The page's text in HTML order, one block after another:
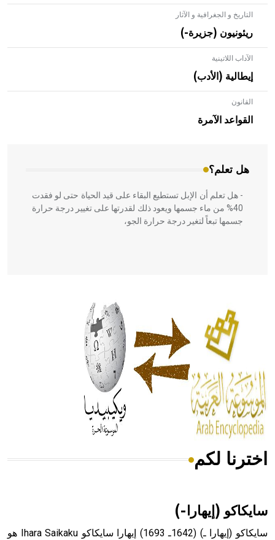
التاريخ و الجغرافية و الآثار
ريئونيون (جزيرة-)
الآداب اللاتينية
إيطالية (الأدب)
القانون
القواعد الآمرة
هل تعلم؟
- هل تعلم أن الأبلق نوع من الفنون الهندسية التي ارتبطت
بالعمارة الإسلامية في بلاد الشام ومصر خاصة، حيث يحرص
المعمار على بناء مداميكه وخاصة في الواجهات
- هل تعلم أن الإبل تستطيع البقاء على قيد الحياة حتى لو فقدت
40% من ماء جسمها ويعود ذلك لقدرتها على تغيير درجة حرارة
جسمها تبعاً لتغير درجة حرارة الجو،
الحكم، الأدلة، تنظيم التغذية، ورسالته في جروح الرأس. ويعود
له الفضل بأنه حرر الطب من الدين والفلسفة.
- هل تعلم أن المرجان إفراز حيواني يتكون في البحر ويتركب
من مادة كربونات الكلسيوم، وهو أحمر أو شديد الحمرة وهو
أجود أنواعه، ويمتاز بكبر الحجم ويسمى الش
هل تعلم أن الأبسيد كلمة فرنسية اللفظ تم اعتمادها مصطلحاً
اخترنا لكم
سايكاكو (إيهارا-)
سايكاكو (إيهارا ـ) (1642ـ 1693) إيهارا سايكاكو Ihara Saikaku هو